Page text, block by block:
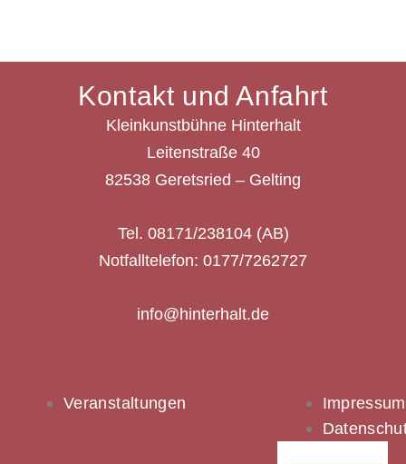
Kontakt und Anfahrt
Kleinkunstbühne Hinterhalt
Leitenstraße 40
82538 Geretsried – Gelting
Tel. 08171/238104 (AB)
Notfalltelefon: 0177/7262727
info@hinterhalt.de
Veranstaltungen
Impressum